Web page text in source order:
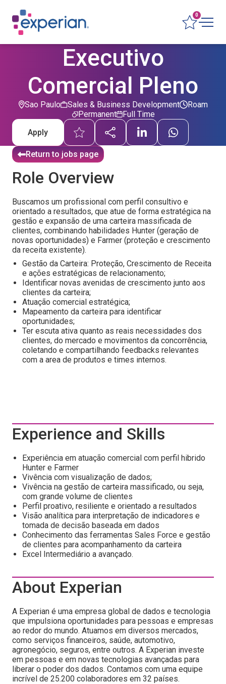
0
Executivo
Comercial Pleno
Sao Paulo
Sales & Business Development
Permanent
Roam
Full Time
Apply
Return to jobs page
Role Overview
Buscamos um profissional com perfil consultivo e
orientado a resultados, que atue de forma estratégica na
gestão e expansão de uma carteira massificada de
clientes, combinando habilidades Hunter (geração de
novas oportunidades) e Farmer (proteção e crescimento
da receita existente).
Gestão da Carteira: Proteção, Crescimento de Receita
e ações estratégicas de relacionamento;
Identificar novas avenidas de crescimento junto aos
clientes da carteira;
Atuação comercial estratégica;
Mapeamento da carteira para identificar
oportunidades;
Ter escuta ativa quanto as reais necessidades dos
clientes, do mercado e movimentos da concorrência,
coletando e compartilhando feedbacks relevantes
com a area de produtos e times internos.
Experience and Skills
Experiência em atuação comercial com perfil hibrido
Hunter e Farmer
Vivência com visualização de dados;
Vivência na gestão de carteira massificado, ou seja,
com grande volume de clientes
Perfil proativo, resiliente e orientado a resultados
Visão analítica para interpretação de indicadores e
tomada de decisão baseada em dados
Conhecimento das ferramentas Sales Force e gestão
de clientes para acompanhamento da carteira
Excel Intermediário a avançado.
About Experian
A Experian é uma empresa global de dados e tecnologia
que impulsiona oportunidades para pessoas e empresas
ao redor do mundo. Atuamos em diversos mercados,
como serviços financeiros, saúde, automotivo,
agronegócio, seguros, entre outros. A Experian investe
em pessoas e em novas tecnologias avançadas para
liberar o poder dos dados. Contamos com uma equipe
incrível de 25.200 colaboradores em 32 países.